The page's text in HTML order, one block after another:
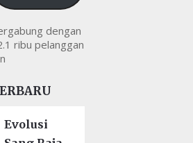
dengan
ribu pelanggan
Evolusi